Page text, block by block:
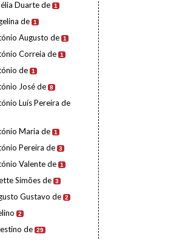
Duarte de 1
de 1
Augusto de 1
Correia de 1
de 1
José de 8
Luís Pereira de
Maria de 1
Pereira de 3
Valente de 1
Simões de 3
Gustavo de 2
2
de 29